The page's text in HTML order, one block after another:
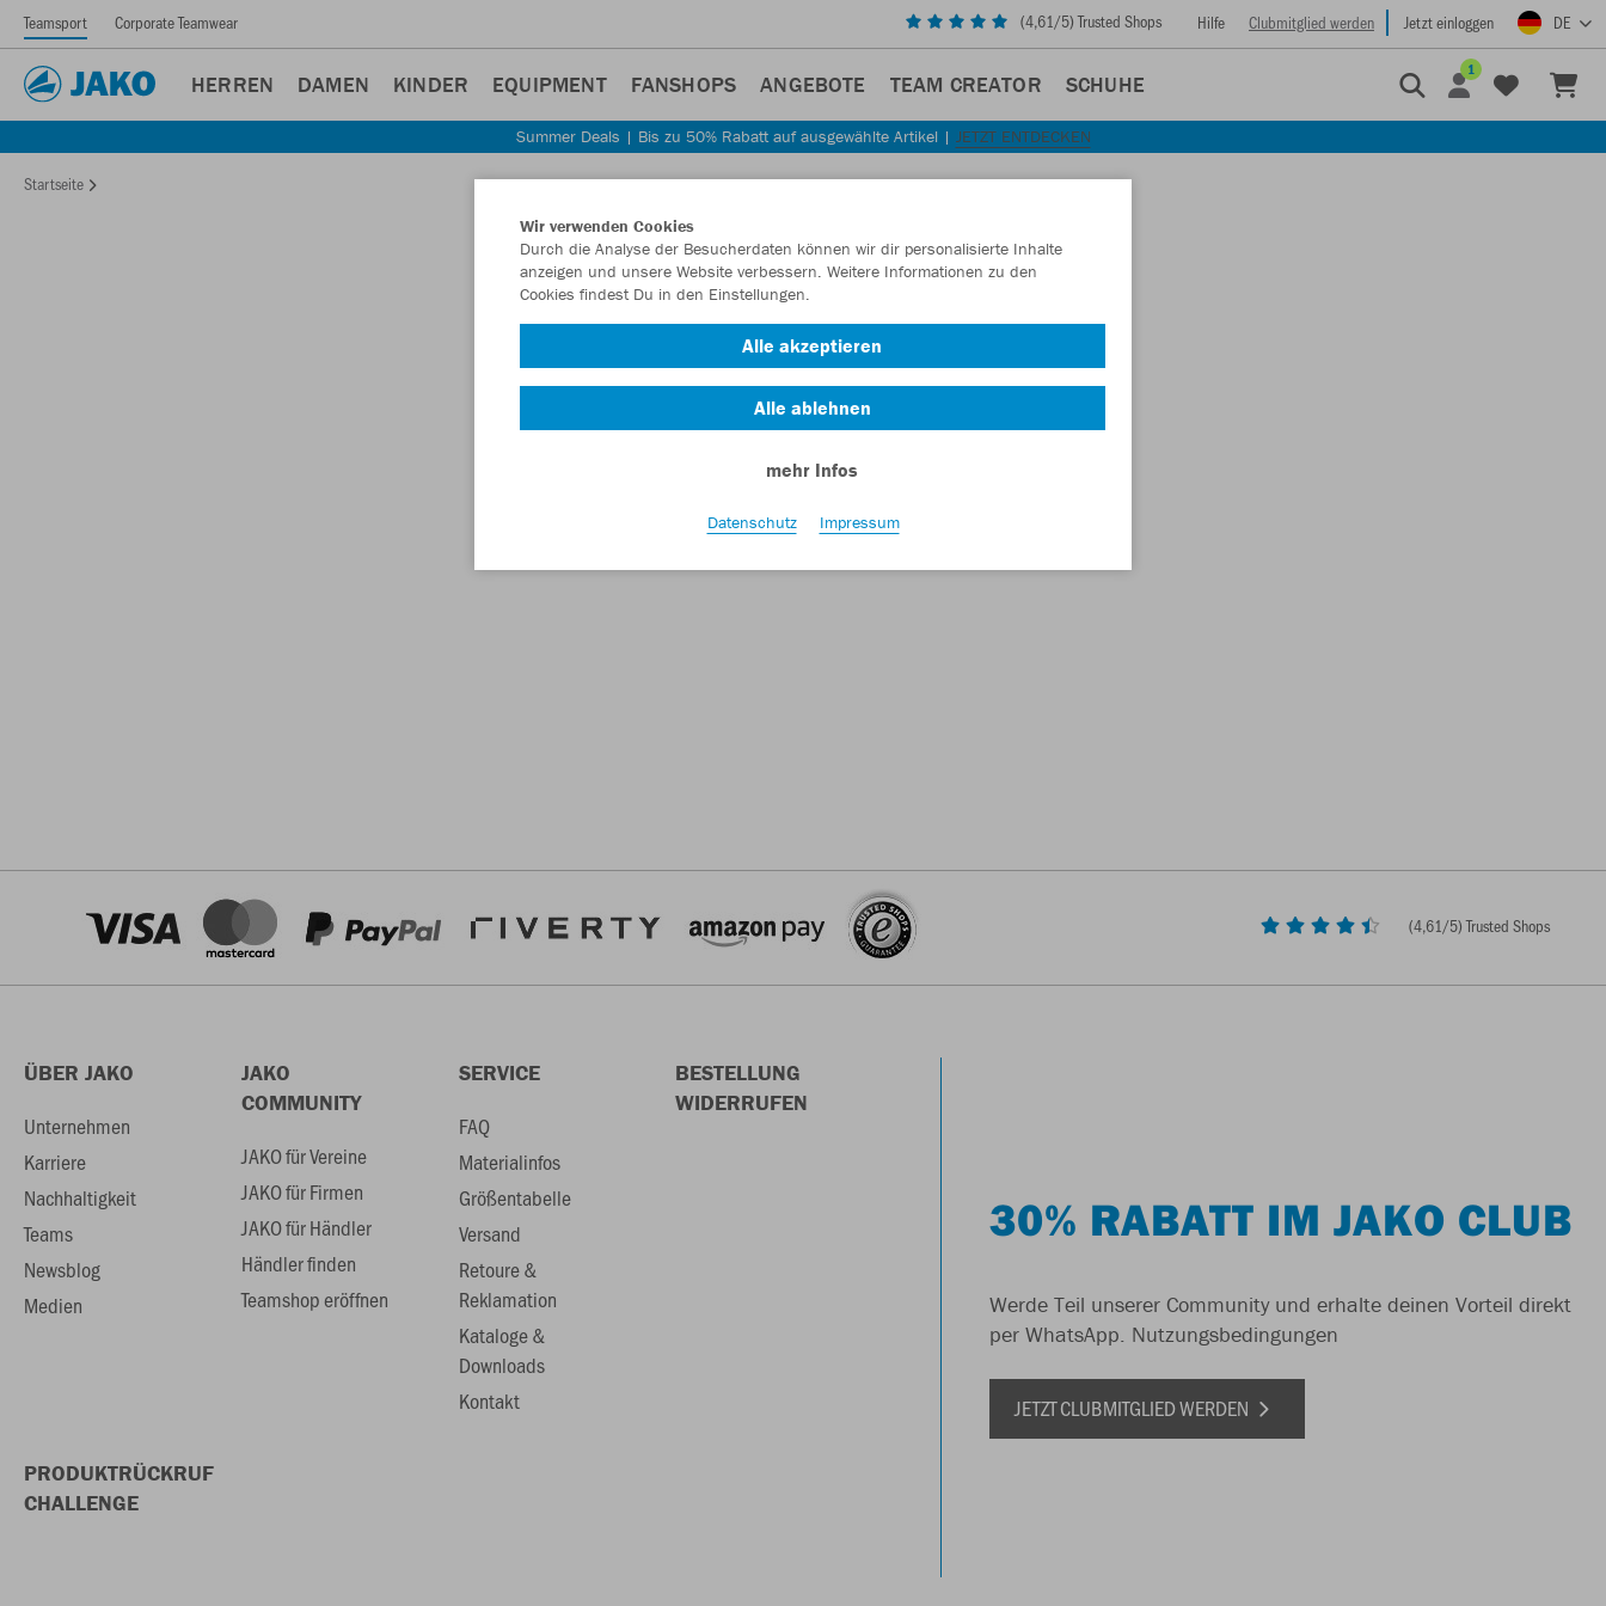
Teamsport Corporate Teamwear (4,61/5) Trusted Shops Hilfe Clubmitglied werden Jetzt einloggen DE
HERREN DAMEN KINDER EQUIPMENT FANSHOPS ANGEBOTE TEAM CREATOR SCHUHE
1
Summer Deals | Bis zu 50% Rabatt auf ausgewählte Artikel | JETZT ENTDECKEN
Startseite
(4,61/5) Trusted Shops
ÜBER JAKO
Unternehmen
Karriere
Nachhaltigkeit
Teams
Newsblog
Medien
JAKO
COMMUNITY
JAKO für Vereine
JAKO für Firmen
JAKO für Händler
Händler finden
Teamshop eröffnen
SERVICE
FAQ
Materialinfos
Größentabelle
Versand
Retoure &
Reklamation
Kataloge &
Downloads
Kontakt
BESTELLUNG
WIDERRUFEN
PRODUKTRÜCKRUF
CHALLENGE
30% RABATT IM JAKO CLUB
Werde Teil unserer Community und erhalte deinen Vorteil direkt
per WhatsApp. Nutzungsbedingungen
JETZT CLUBMITGLIED WERDEN
Wir verwenden Cookies
Durch die Analyse der Besucherdaten können wir dir personalisierte Inhalte
anzeigen und unsere Website verbessern. Weitere Informationen zu den
Cookies findest Du in den Einstellungen.
Alle akzeptieren
Alle ablehnen
mehr Infos
Datenschutz Impressum